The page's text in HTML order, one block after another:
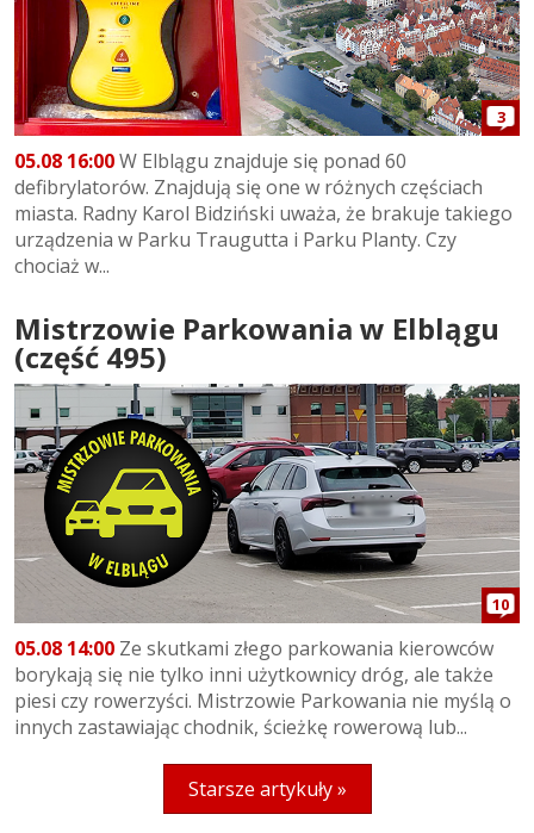
3
05.08 16:00W Elblągu znajduje się ponad 60
defibrylatorów. Znajdują się one w różnych częściach
miasta. Radny Karol Bidziński uważa, że brakuje takiego
urządzenia w Parku Traugutta i Parku Planty. Czy
chociaż w...
Mistrzowie Parkowania w Elblągu
(część 495)
10
05.08 14:00 Ze skutkami złego parkowania kierowców
borykają się nie tylko inni użytkownicy dróg, ale także
piesi czy rowerzyści. Mistrzowie Parkowania nie myślą o
innych zastawiając chodnik, ścieżkę rowerową lub...
Starsze artykuły »